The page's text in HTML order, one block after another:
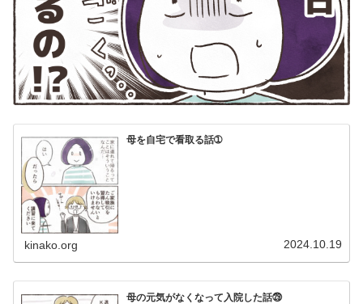
母を自宅で看取る話➀
kinako.org 2024.10.19
母の元気がなくなって入院した話㉙